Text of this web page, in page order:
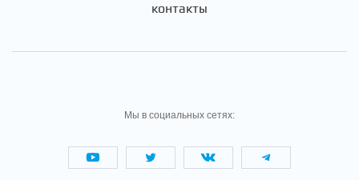
контакты
Мы в социальных сетях: